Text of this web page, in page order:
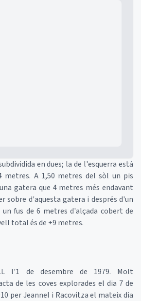
en dues; la de l'esquerra està
metres. A 1,50 metres del sòl un pis
gatera que 4 metres més endavant
sobre d'aquesta gatera i després d'un
fus de 6 metres d'alçada cobert de
total és de +9 metres.
l'1 de desembre de 1979. Molt
de les coves explorades el dia 7 de
per Jeannel i Racovitza el mateix dia